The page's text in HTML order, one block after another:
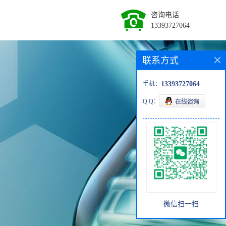
咨询电话
13393727064
联系方式
手机： 13393727064
Q Q：
微信扫一扫